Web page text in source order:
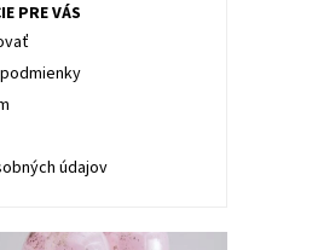
PRE VÁS
údajov